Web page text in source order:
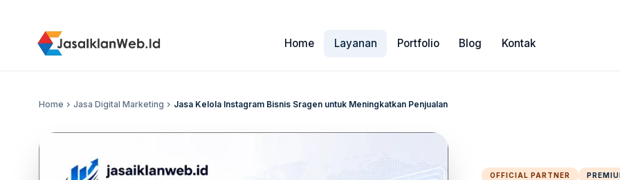
Home Layanan Portfolio Blog Kontak
Home chevron_right Jasa Digital Marketing chevron_right Jasa Kelola Instagram Bisnis Sragen untuk Meningkatkan Penjualan
OFFICIAL PARTNER